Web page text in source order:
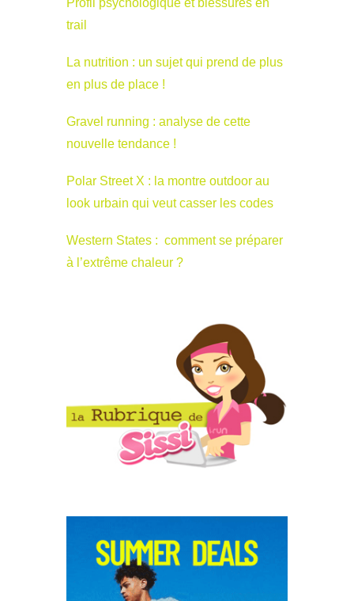
trail
La nutrition : un sujet qui prend de plus
en plus de place !
Gravel running : analyse de cette
nouvelle tendance !
Polar Street X : la montre outdoor au
look urbain qui veut casser les codes
Western States : comment se préparer
à l’extrême chaleur ?